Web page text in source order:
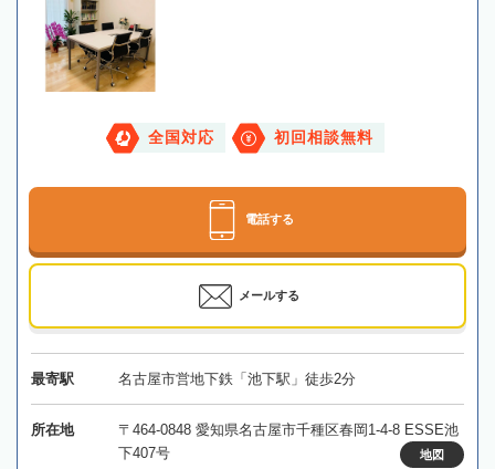
全国対応 初回相談無料
電話する
メールする
最寄駅 名古屋市営地下鉄「池下駅」徒歩2分
所在地
〒464-0848 愛知県名古屋市千種区春岡1-4-8 ESSE池
下407号
地図